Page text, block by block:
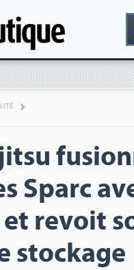
Sparc
revoit
stockage